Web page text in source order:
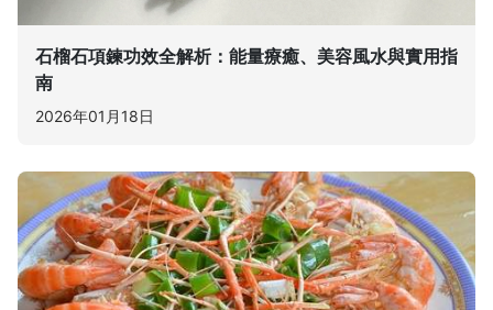
石榴石項鍊功效全解析：能量療癒、美容風水與實用指
南
2026年01月18日